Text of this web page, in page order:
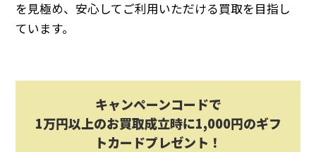
を見極め、安心してご利用いただける買取を目指し
ています。
キャンペーンコードで
1万円以上のお買取成立時に1,000円のギフ
トカードプレゼント！